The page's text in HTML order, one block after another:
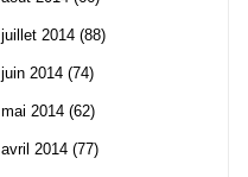
juillet 2014 (88)
juin 2014 (74)
mai 2014 (62)
avril 2014 (77)